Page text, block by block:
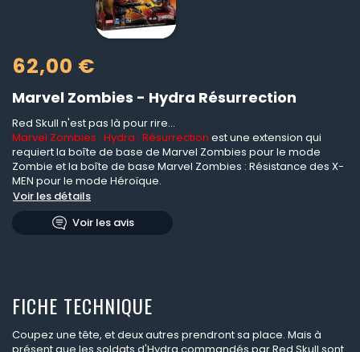
62,00 €
Marvel Zombies - Hydra Résurrection
Red Skull n'est pas là pour rire...
Marvel Zombies : Hydra : Résurrection est une extension qui
requiert la boîte de base de Marvel Zombies pour le mode
Zombie et la boîte de base Marvel Zombies : Résistance des X-
MEN pour le mode Héroïque.
Voir les détails
Voir les avis
FICHE TECHNIQUE
Coupez une tête, et deux autres prendront sa place. Mais à